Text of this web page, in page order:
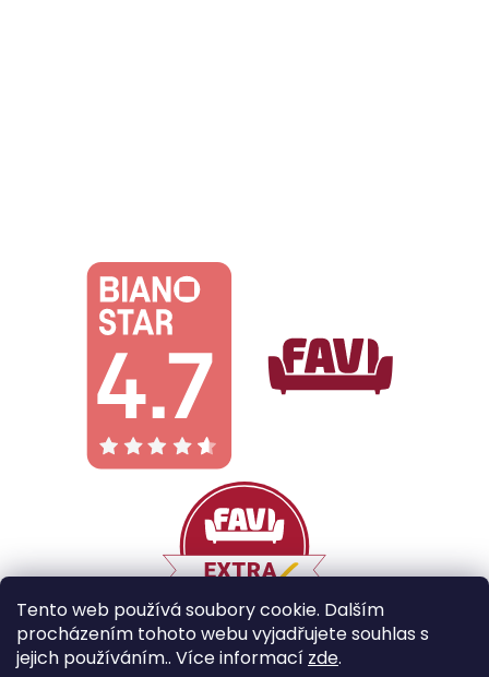
Tento web používá soubory cookie. Dalším
procházením tohoto webu vyjadřujete souhlas s
jejich používáním.. Více informací zde.